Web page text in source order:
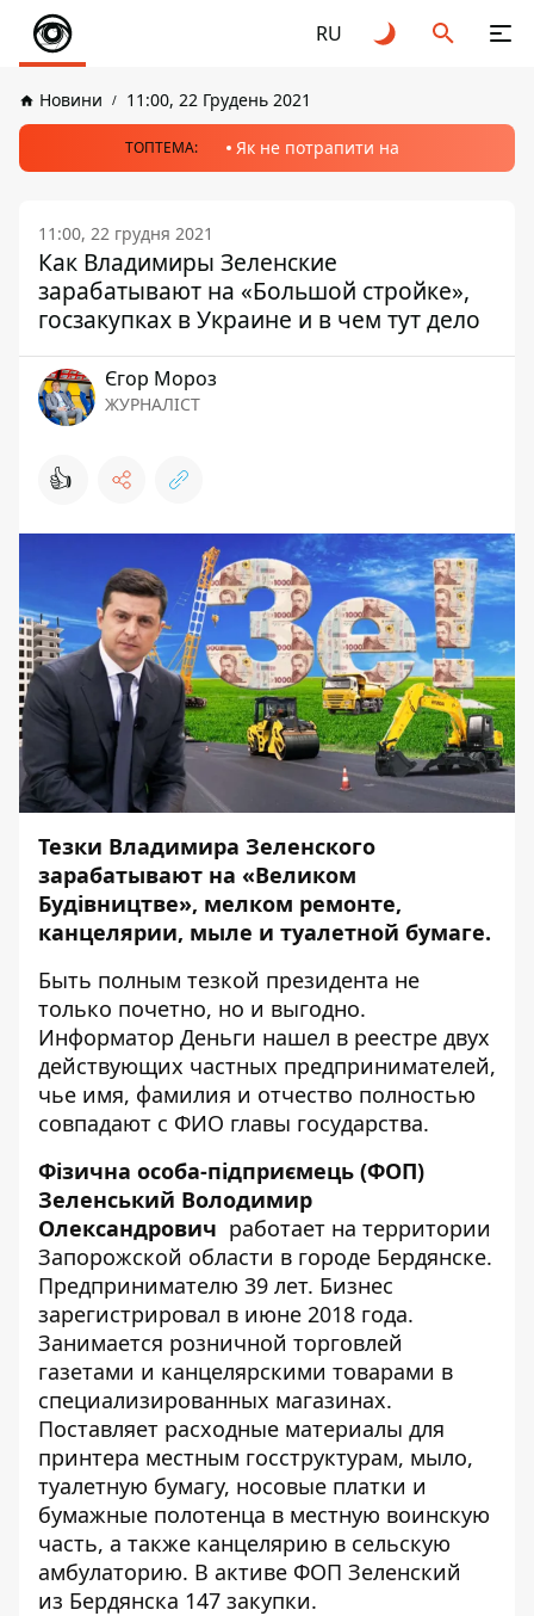
RU
Новини 11:00, 22 Грудень 2021
ТОПТЕМА: Як не потрапити на
11:00, 22 грудня 2021
Как Владимиры Зеленские
зарабатывают на «Большой стройке»,
госзакупках в Украине и в чем тут дело
Єгор Мороз
ЖУРНАЛІСТ
👍
Тезки Владимира Зеленского
зарабатывают на «Великом
Будівництве», мелком ремонте,
канцелярии, мыле и туалетной бумаге.
Быть полным тезкой президента не
только почетно, но и выгодно.
Информатор Деньги нашел в реестре двух
действующих частных предпринимателей,
чье имя, фамилия и отчество полностью
совпадают с ФИО главы государства.
Фізична особа-підприємець (ФОП)
Зеленський Володимир
Олександрович работает на территории
Запорожской области в городе Бердянске.
Предпринимателю 39 лет. Бизнес
зарегистрировал в июне 2018 года.
Занимается розничной торговлей
газетами и канцелярскими товарами в
специализированных магазинах.
Поставляет расходные материалы для
принтера местным госструктурам, мыло,
туалетную бумагу, носовые платки и
бумажные полотенца в местную воинскую
часть, а также канцелярию в сельскую
амбулаторию. В активе ФОП Зеленский
из Бердянска 147 закупки.